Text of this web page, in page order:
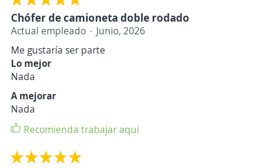
Chófer de camioneta doble rodado
Actual empleado
Junio, 2026
Me gustaría ser parte
Lo mejor
Nada
A mejorar
Nada
Recomienda trabajar aquí